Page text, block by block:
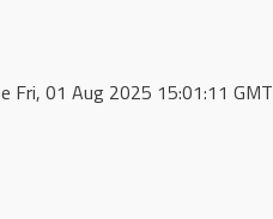
Fri, 01 Aug 2025 15:01:11 GMT